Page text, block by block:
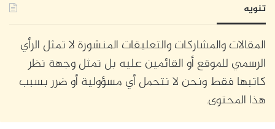
تنويه
المقالات والمشاركات والتعليقات المنشورة لا تمثل الرأي
الرسمي للموقع أو القائمين عليه بل تمثل وجهة نظر
كاتبها فقط ونحن لا نتحمل أي مسؤولية أو ضرر بسبب
هذا المحتوى.